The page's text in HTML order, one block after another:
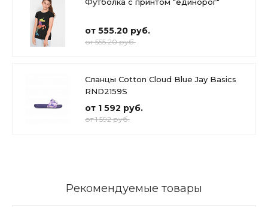
от 555.20 руб.
от 555.20 руб.
Сланцы Cotton Cloud Blue Jay Basics
RND2159S
от 1 592 руб.
от 1 592 руб.
Рекомендуемые товары